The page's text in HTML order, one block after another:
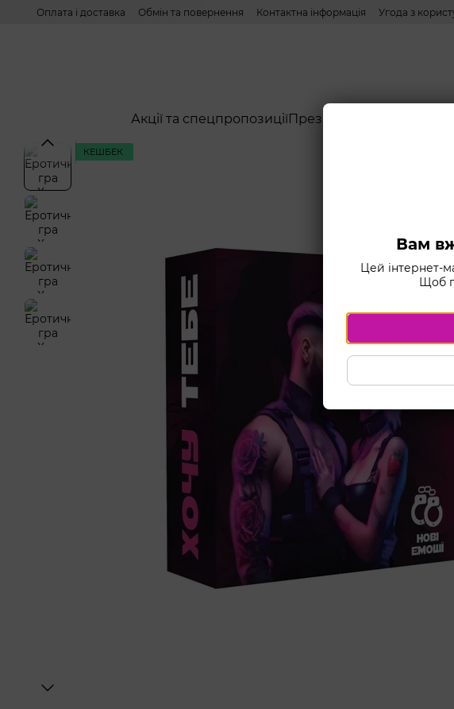
Перейти до основного контенту
Оплата і доставка Обмін та повернення Контактна інформація Угода з
Акції та спецпропозиціїПрезервативи
КЕШБЕК
Вам
Цей інтернет-
Щоб